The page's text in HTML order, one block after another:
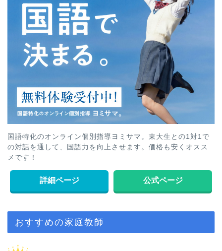
国語特化のオンライン個別指導ヨミサマ。東大生との1対1で
の対話を通して、国語力を向上させます。価格も安くオスス
メです！
詳細ページ 公式ページ
おすすめの家庭教師